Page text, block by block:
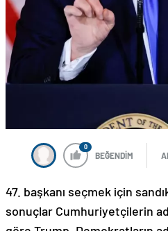
0
BEĞENDİM
47. başkanı seçmek için
sonuçlar Cumhuriyetçilerin